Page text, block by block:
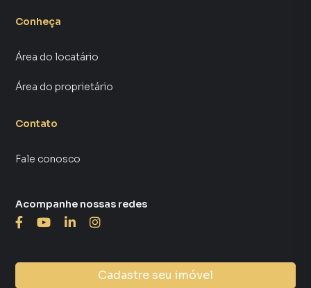
Conheça
Área do locatário
Área do proprietário
Contato
Fale conosco
Cadastre seu imóvel
Acompanhe nossas redes